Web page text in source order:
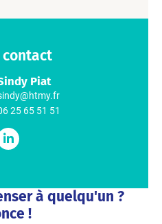
contact
Piat
25 65 51 51
à quelqu'un ?
!